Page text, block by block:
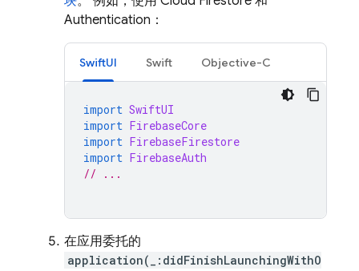
Authentication ：
SwiftUI Swift Objective-C
import SwiftUI
import FirebaseCore
import FirebaseFirestore
import FirebaseAuth
// ...
在应用委托的
application(_:didFinishLaunchingWithO